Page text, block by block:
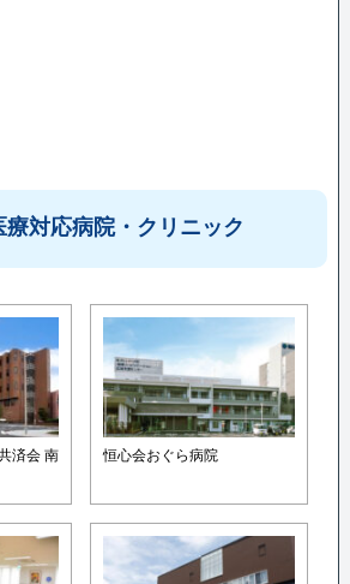
療対応病院・クリニック
済会 南
恒心会おぐら病院